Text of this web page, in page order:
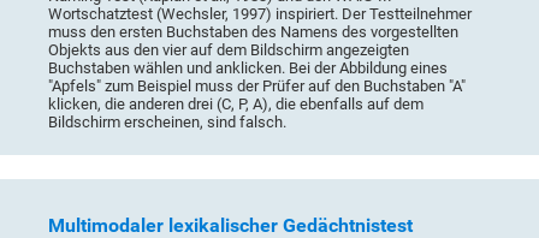
Wortschatztest (Wechsler, 1997) inspiriert. Der Testteilnehmer
muss den ersten Buchstaben des Namens des vorgestellten
Objekts aus den vier auf dem Bildschirm angezeigten
Buchstaben wählen und anklicken. Bei der Abbildung eines
"Apfels" zum Beispiel muss der Prüfer auf den Buchstaben "A"
klicken, die anderen drei (C, P, A), die ebenfalls auf dem
Bildschirm erscheinen, sind falsch.
Multimodaler lexikalischer Gedächtnistest